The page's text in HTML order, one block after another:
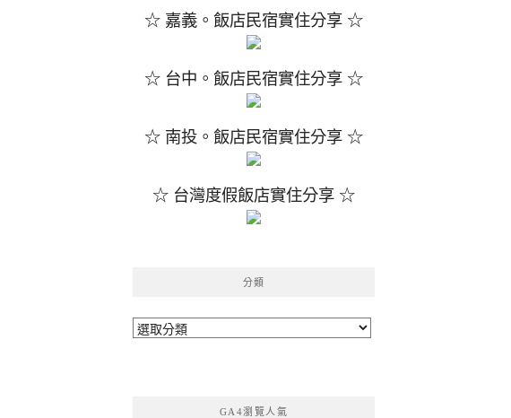
☆ 嘉義。飯店民宿實住分享 ☆
☆ 台中。飯店民宿實住分享 ☆
☆ 南投。飯店民宿實住分享 ☆
☆ 台灣度假飯店實住分享 ☆
分類
分
GA4瀏覽人氣